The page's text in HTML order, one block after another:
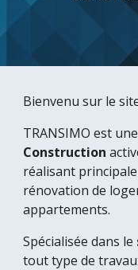
Bienvenu sur le
TRANSIMO est une
Construction
réalisant
rénovation de
appartements.
Spécialisée dans le
tout type de